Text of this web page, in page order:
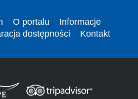
O portalu
Informacje
dostępności Kontakt